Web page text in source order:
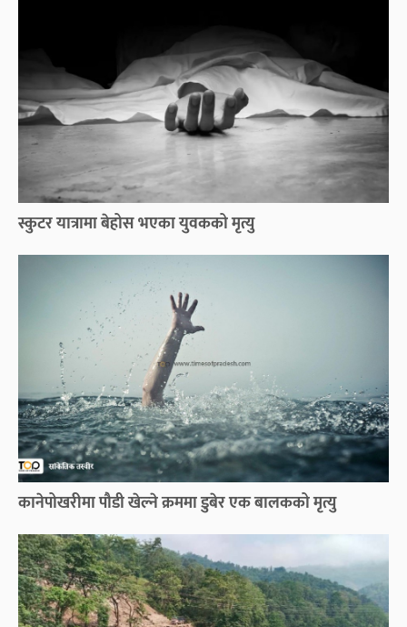
स्कुटर यात्रामा बेहोस भएका युवकको मृत्यु
कानेपोखरीमा पौडी खेल्ने क्रममा डुबेर एक बालकको मृत्यु